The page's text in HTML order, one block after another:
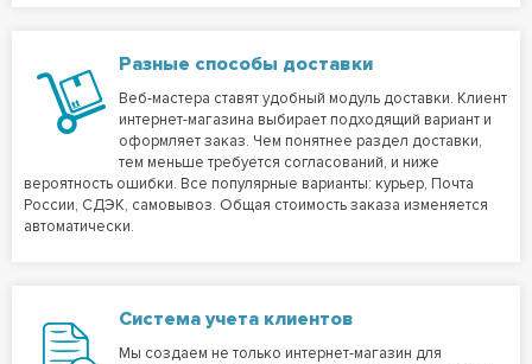
Разные способы доставки
Веб-мастера ставят удобный модуль доставки. Клиент
интернет-магазина выбирает подходящий вариант и
оформляет заказ. Чем понятнее раздел доставки,
тем меньше требуется согласований, и ниже
вероятность ошибки. Все популярные варианты: курьер, Почта
России, СДЭК, самовывоз. Общая стоимость заказа изменяется
автоматически.
Система учета клиентов
Мы создаем не только интернет-магазин для